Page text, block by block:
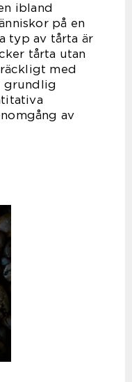
ibland
på en
typ av tårta är
tårta utan
med
grundlig
av